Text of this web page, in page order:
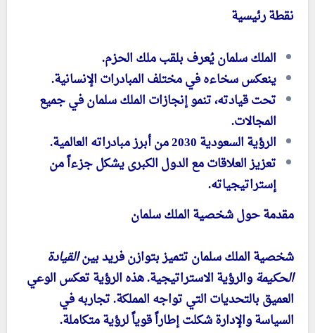
نقطة رئيسية
الملك سلمان يُعرف بلقب ملك الحزم.
ينعكس سخاءه في مختلف المبادرات الإنسانية.
تحت قيادته، تنمو إنجازات الملك سلمان في جميع
المجالات.
الرؤية السعودية 2030 من أبرز مبادراته العالمية.
تعزيز العلاقات مع الدول الكبرى يشكل جزءاً من
إستراتيجياته.
مقدمة حول شخصية الملك سلمان
شخصية الملك سلمان تتميز بتوازن فريد بينالقيادة
الحكيمةوالرؤية الاستراتيجية. هذه الرؤية تعكس الوعي
العميق بالتحديات التي تواجه المملكة. تجاربه في
السياسة والإدارة شكلت إطاراً قوياً لرؤية متكاملة.